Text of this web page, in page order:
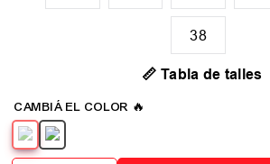
38
📏 Tabla de talles